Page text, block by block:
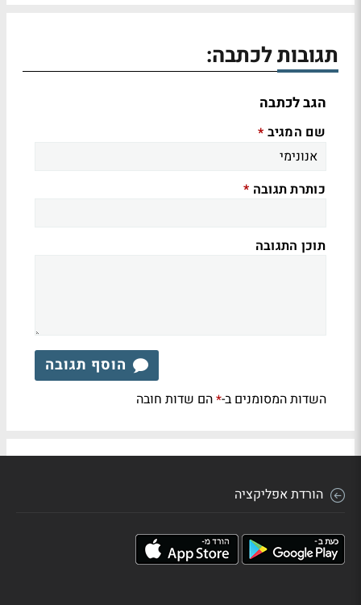
תגובות לכתבה:
הגב לכתבה
שם המגיב *
כותרת תגובה *
תוכן התגובה
הוסף תגובה
השדות המסומנים ב-*הם שדות חובה
הורדת אפליקציה